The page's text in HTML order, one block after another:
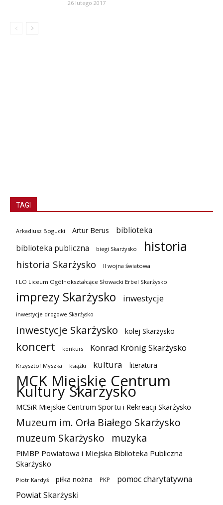
26 lutego 2017
TAGI
Arkadiusz Bogucki Artur Berus
biblioteka
biblioteka publiczna
biegi Skarżysko historia
historia Skarżysko II wojna światowa
I LO Liceum Ogólnokształcące Słowacki Erbel Skarżysko
imprezy Skarżysko inwestycje
inwestycje drogowe Skarżysko
inwestycje Skarżysko kolej Skarżysko
koncert konkurs Konrad Krönig Skarżysko
Krzysztof Myszka książki kultura literatura
MCK Miejskie Centrum
Kultury Skarżysko
MCSiR Miejskie Centrum Sportu i Rekreacji Skarżysko
Muzeum im. Orła Białego Skarżysko
muzeum Skarżysko
muzyka
PiMBP Powiatowa i Miejska Biblioteka Publiczna
Skarżysko
Piotr Kardyś piłka nożna PKP
pomoc charytatywna
Powiat Skarżyski